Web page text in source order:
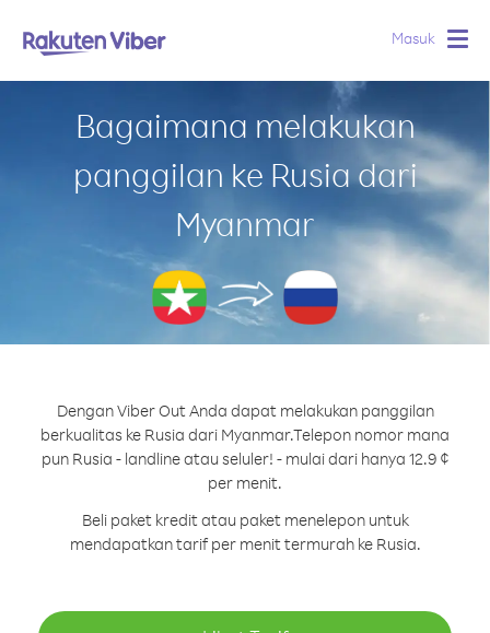
Masuk
Bagaimana melakukan
panggilan ke Rusia dari
Myanmar
Dengan Viber Out Anda dapat melakukan panggilan
berkualitas ke Rusia dari Myanmar.Telepon nomor mana
pun Rusia - landline atau seluler! - mulai dari hanya 12.9 ¢
per menit.
Beli paket kredit atau paket menelepon untuk
mendapatkan tarif per menit termurah ke Rusia.